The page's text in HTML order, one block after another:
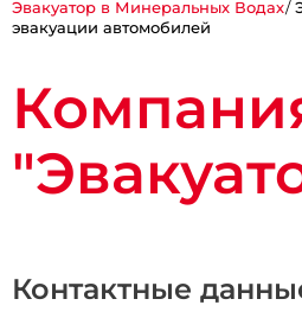
Эвакуатор в Минеральных Водах
эвакуации автомобилей
Контактные